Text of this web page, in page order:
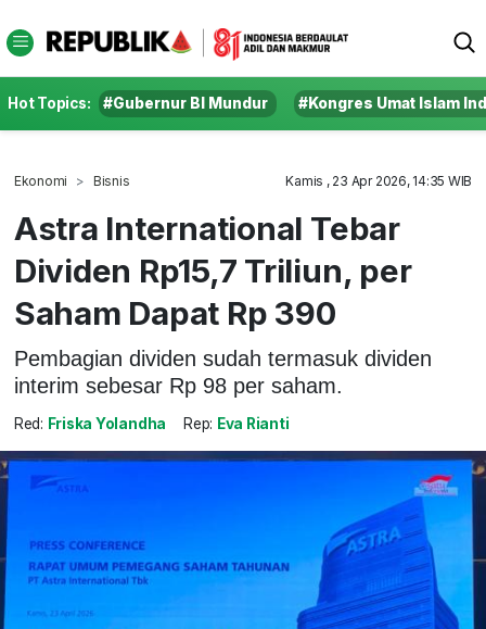
Hot Topics: #Gubernur BI Mundur #Kongres Umat Islam
Ekonomi Bisnis Kamis , 23 Apr 2026, 14:35 WIB
Astra International Tebar
Dividen Rp15,7 Triliun, per
Saham Dapat Rp 390
Pembagian dividen sudah termasuk dividen
interim sebesar Rp 98 per saham.
Red: Friska Yolandha Rep: Eva Rianti